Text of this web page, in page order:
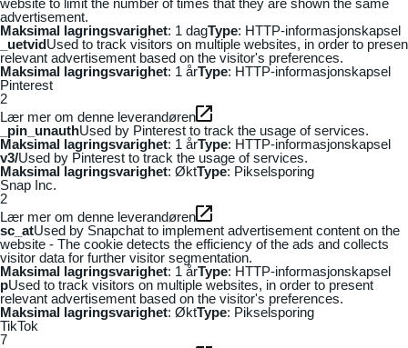
advertisement.
Maksimal lagringsvarighet: 1 dagType: HTTP-informasjonskapsel
_uetvidUsed to track visitors on multiple websites, in order to
relevant advertisement based on the visitor's preferences.
Maksimal lagringsvarighet: 1 årType: HTTP-informasjonskapsel
Pinterest
2
Lær mer om denne leverandøren
_pin_unauthUsed by Pinterest to track the usage of services.
Maksimal lagringsvarighet: 1 årType: HTTP-informasjonskapsel
v3/Used by Pinterest to track the usage of services.
Maksimal lagringsvarighet: ØktType: Pikselsporing
Snap Inc.
2
Lær mer om denne leverandøren
sc_atUsed by Snapchat to implement advertisement content on the
website - The cookie detects the efficiency of the ads and collects
visitor data for further visitor segmentation.
Maksimal lagringsvarighet: 1 årType: HTTP-informasjonskapsel
pUsed to track visitors on multiple websites, in order to present
relevant advertisement based on the visitor's preferences.
Maksimal lagringsvarighet: ØktType: Pikselsporing
TikTok
7